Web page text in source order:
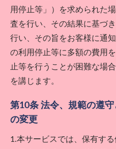
用停止等」）を求められた
査を行い、その結果に基づ
行い、その旨をお客様に通
の利用停止等に多額の費用
止等を行うことが困難な場
を講じます。
第10条 法令、規範の遵
の変更
1.本サービスでは、保有す